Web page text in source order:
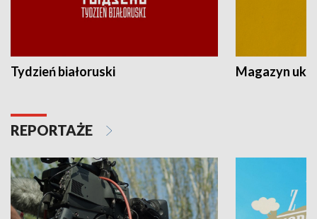
Tydzień białoruski Magazyn
REPORTAŻE